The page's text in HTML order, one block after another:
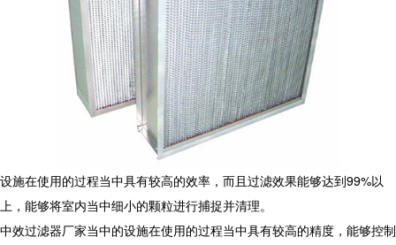
设施在使用的过程当中具有较高的效率，而且过滤效果能够达到99%以
上，能够将室内当中细小的颗粒进行捕捉并清理。
中效过滤器厂家当中的设施在使用的过程当中具有较高的精度，能够控制